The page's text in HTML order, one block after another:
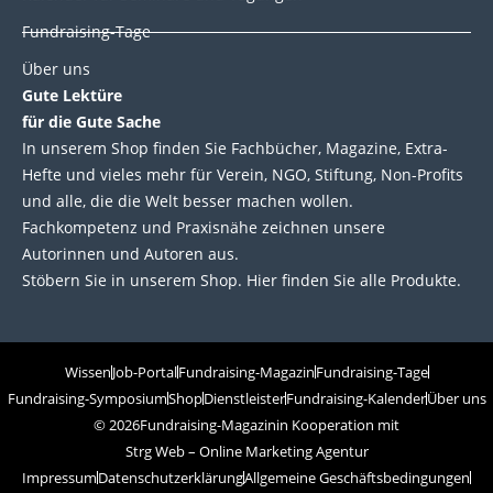
Fundraising-Tage
Über uns
Gute Lektüre
für die Gute Sache
In unserem Shop finden Sie Fachbücher, Magazine, Extra-
Hefte und vieles mehr für Verein, NGO, Stiftung, Non-Profits
und alle, die die Welt besser machen wollen.
Fachkompetenz und Praxisnähe zeichnen unsere
Autorinnen und Autoren aus.
Stöbern Sie in unserem Shop. Hier finden Sie alle Produkte.
WissenJob-PortalFundraising-MagazinFundraising-Tage
Fundraising-SymposiumShopDienstleisterFundraising-KalenderÜber uns
© 2026Fundraising-Magazinin Kooperation mit
Strg Web – Online Marketing Agentur
ImpressumDatenschutzerklärungAllgemeine Geschäftsbedingungen